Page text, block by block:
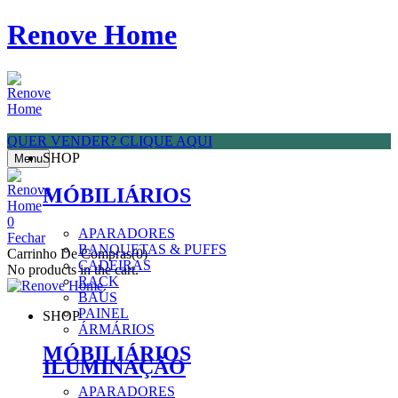
Renove Home
SHOP
MÓBILIÁRIOS
APARADORES
BANQUETAS & PUFFS
CADEIRAS
RACK
BAÚS
PAINEL
ÁRMÁRIOS
ILUMINAÇÃO
QUER VENDER? CLIQUE AQUI
Menu
0
Fechar
Carrinho De Compras(0)
No products in the cart.
SHOP
MÓBILIÁRIOS
APARADORES